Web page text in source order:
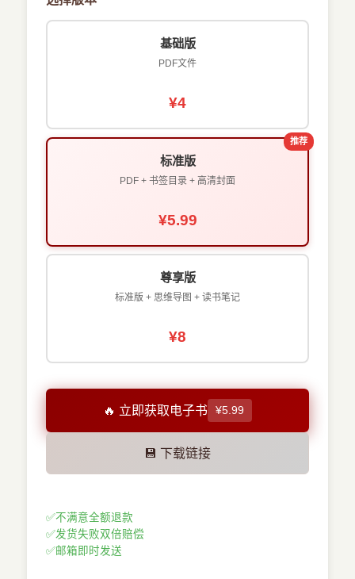
基础版
PDF文件
¥4
推荐
标准版
PDF + 书签目录 + 高清封面
¥5.99
尊享版
标准版 + 思维导图 + 读书笔记
¥8
🔥 立即获取电子书 ¥5.99
💾 下载链接
✅不满意全额退款
✅发货失败双倍赔偿
✅邮箱即时发送